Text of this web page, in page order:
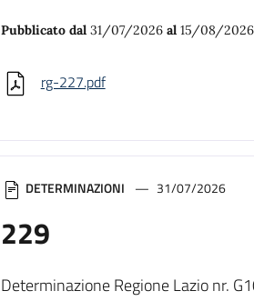
Pubblicato dal 31/07/2026 al15/08/2026
rg-227.pdf
DETERMINAZIONI 31/07/2026
229
Determinazione Regione Lazio nr.